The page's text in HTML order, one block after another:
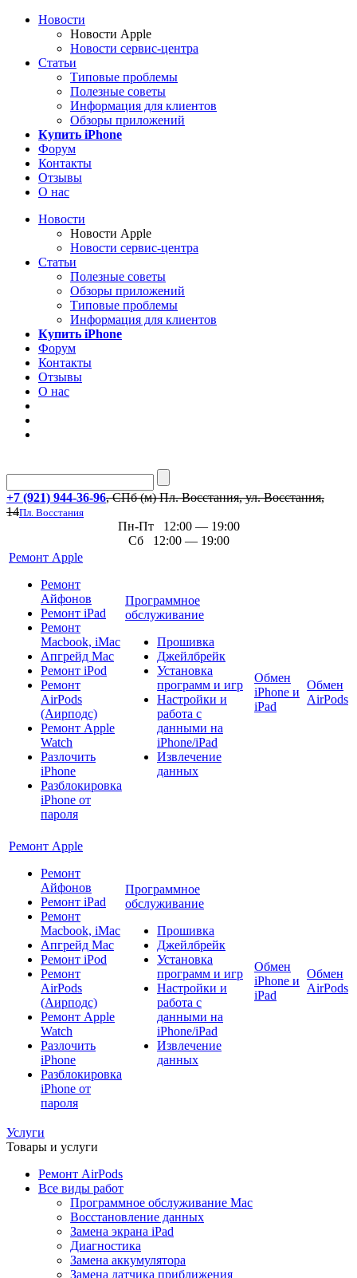
Новости
Новости Apple
Новости сервис-центра
Статьи
Типовые проблемы
Полезные советы
Информация для клиентов
Обзоры приложений
Купить iPhone
Форум
Контакты
Отзывы
О нас
Новости
Новости Apple
Новости сервис-центра
Статьи
Полезные советы
Обзоры приложений
Типовые проблемы
Информация для клиентов
Купить iPhone
Форум
Контакты
Отзывы
О нас
+7 (921) 944-36-96, СПб (м) Пл. Восстания, ул. Восстания,
14Пл. Восстания
Пн-Пт 12:00 — 19:00
Сб 12:00 — 19:00
Ремонт Apple
Ремонт
Айфонов
Ремонт iPad
Ремонт
Macbook, iMac
Апгрейд Mac
Ремонт iPod
Ремонт
AirPods
(Аирподс)
Ремонт Apple
Watch
Разлочить
iPhone
Разблокировка
iPhone от
пароля
Программное
обслуживание
Прошивка
Джейлбрейк
Установка
программ и игр
Настройки и
работа с
данными на
iPhone/iPad
Извлечение
данных
Обмен
iPhone и
iPad
Обмен
AirPods
Ремонт Apple
Ремонт
Айфонов
Ремонт iPad
Ремонт
Macbook, iMac
Апгрейд Mac
Ремонт iPod
Ремонт
AirPods
(Аирподс)
Ремонт Apple
Watch
Разлочить
iPhone
Разблокировка
iPhone от
пароля
Программное
обслуживание
Прошивка
Джейлбрейк
Установка
программ и игр
Настройки и
работа с
данными на
iPhone/iPad
Извлечение
данных
Обмен
iPhone и
iPad
Обмен
AirPods
Услуги
Товары и услуги
Ремонт AirPods
Все виды работ
Программное обслуживание Mac
Восстановление данных
Замена экрана iPad
Диагностика
Замена аккумулятора
Замена датчика приближения